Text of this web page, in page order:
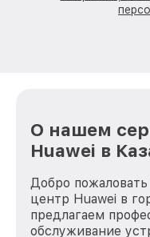
О нашем
Huawei в
Добро
центр Huawei в
предлагаем
обслуживание